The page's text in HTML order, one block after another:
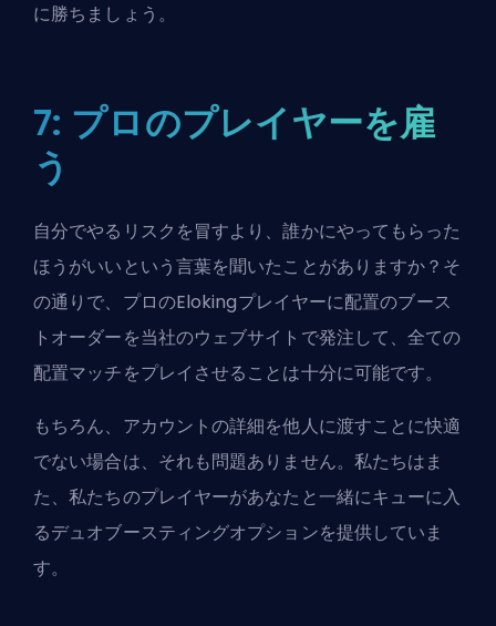
に勝ちましょう。
7: プロのプレイヤーを雇
う
自分でやるリスクを冒すより、誰かにやってもらった
ほうがいいという言葉を聞いたことがありますか？そ
の通りで、プロのElokingプレイヤーに配置のブース
トオーダーを当社のウェブサイトで発注して、全ての
配置マッチをプレイさせることは十分に可能です。
もちろん、アカウントの詳細を他人に渡すことに快適
でない場合は、それも問題ありません。私たちはま
た、私たちのプレイヤーがあなたと一緒にキューに入
るデュオブースティングオプションを提供していま
す。